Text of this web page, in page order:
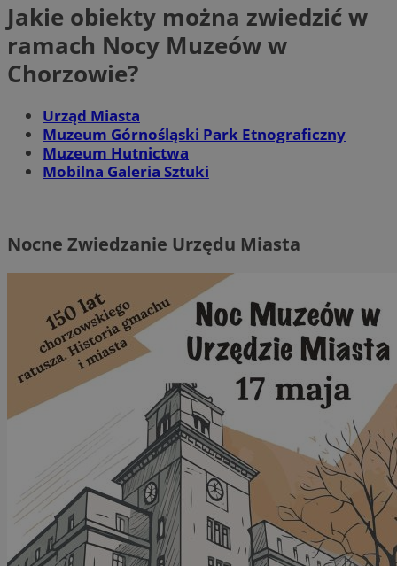
Jakie obiekty można zwiedzić w
ramach Nocy Muzeów w
Chorzowie?
Urząd Miasta
Muzeum Górnośląski Park Etnograficzny
Muzeum Hutnictwa
Mobilna Galeria Sztuki
Nocne Zwiedzanie Urzędu Miasta